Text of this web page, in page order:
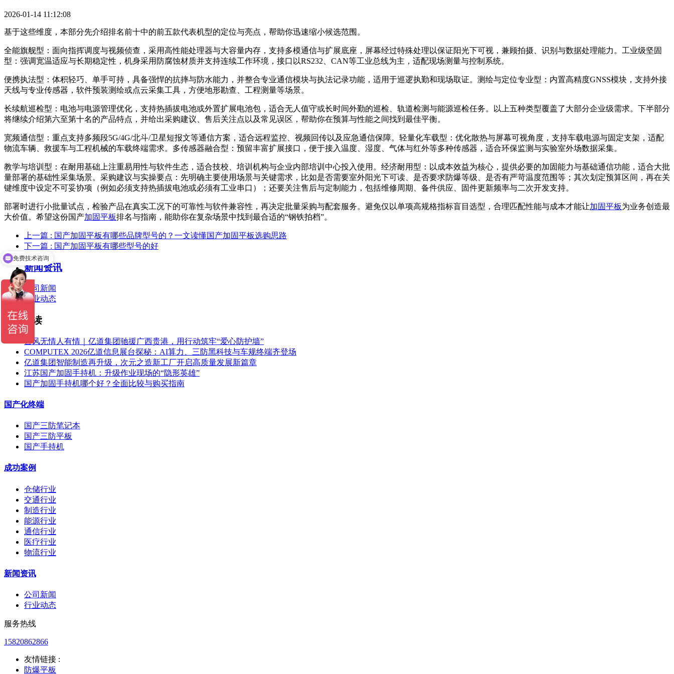
2026-01-14 11:12:08
基于这些维度，本部分先介绍排名前十中的前五款代表机型的定位与亮点，帮助你迅速缩小候选范围。
全能旗舰型：面向指挥调度与视频侦查，采用高性能处理器与大容量内存，支持多模通信与扩展底座，屏幕经过特殊处理以保证阳光下可视，兼顾拍摄、识别与数据处理能力。工业级坚固
型：强调宽温适应与长期稳定性，机身采用防腐蚀材质并支持连续工作环境，接口以RS232、CAN等工业总线为主，适配现场测量与控制系统。
便携执法型：体积轻巧、单手可持，具备强悍的抗摔与防水能力，并整合专业通信模块与执法记录功能，适用于巡逻执勤和现场取证。测绘与定位专业型：内置高精度GNSS模块，支持外接
天线与专业传感器，软件预装测绘或点云采集工具，方便地形勘查、工程测量等场景。
长续航巡检型：电池与电源管理优化，支持热插拔电池或外置扩展电池包，适合无人值守或长时间外勤的巡检、轨道检测与能源巡检任务。以上五种类型覆盖了大部分企业级需求。下半部分
将继续介绍第六至第十名的产品特点，并给出采购建议、售后关注点以及常见误区，帮助你在预算与性能之间找到最佳平衡。
宽频通信型：重点支持多频段5G/4G/北斗/卫星短报文等通信方案，适合远程监控、视频回传以及应急通信保障。轻量化车载型：优化散热与屏幕可视角度，支持车载电源与固定支架，适配
物流车辆、救援车与工程机械的车载终端需求。多传感器融合型：预留丰富扩展接口，便于接入温度、湿度、气体与红外等多种传感器，适合环保监测与实验室外场数据采集。
教学与培训型：在耐用基础上注重易用性与软件生态，适合技校、培训机构与企业内部培训中心投入使用。经济耐用型：以成本效益为核心，提供必要的加固能力与基础通信功能，适合大批
量部署的基础性采集场景。采购建议与实操要点：先明确主要使用场景与关键需求，比如是否需要室外阳光下可读、是否要求防爆等级、是否有严苛温度范围等；其次划定预算区间，再在关
键维度中设定不可妥协项（例如必须支持热插拔电池或必须有工业串口）；还要关注售后与定制能力，包括维修周期、备件供应、固件更新频率与二次开发支持。
部署时进行小批量试点，检验产品在真实工况下的可靠性与软件兼容性，再决定批量采购与配套服务。避免仅以单项高规格指标盲目选型，合理匹配性能与成本才能让加固平板为业务创造最
大价值。希望这份国产加固平板排名与指南，能助你在复杂场景中找到最合适的“钢铁拍档”。
上一篇 : 国产加固平板有哪些品牌型号的？一文读懂国产加固平板选购思路
下一篇 : 国产加固平板有哪些型号的好
新闻资讯
公司新闻
行业动态
推荐阅读
台风无情人有情｜亿道集团驰援广西贵港，用行动筑牢“爱心防护墙”
COMPUTEX 2026亿道信息展台探秘：AI算力、三防黑科技与车规终端齐登场
亿道集团智能制造再升级，次元之造新工厂开启高质量发展新篇章
江苏国产加固手持机：升级作业现场的“隐形英雄”
国产加固手持机哪个好？全面比较与购买指南
国产化终端
国产三防笔记本
国产三防平板
国产手持机
成功案例
仓储行业
交通行业
制造行业
能源行业
通信行业
医疗行业
物流行业
新闻资讯
公司新闻
行业动态
服务热线
15820862866
友情链接 :
防爆平板
免费技术咨询